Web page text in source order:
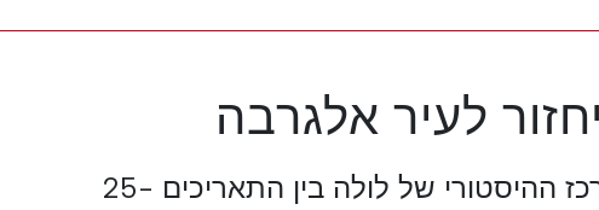
יחזור למרכז ההיסטורי של לולה בין התאריכים 25-